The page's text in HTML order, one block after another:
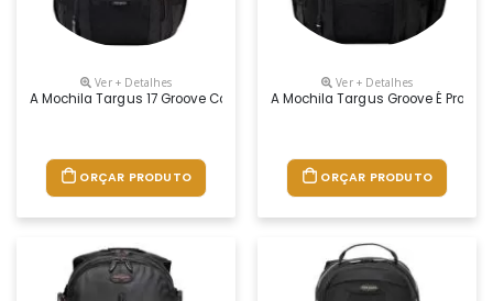
Ver + Detalhes
A Mochila Targus 17 Groove Contém Um Compartimento Acolchoado
ORÇAR PRODUTO
Ver + Detalhes
A Mochila Targus Groove É
ORÇAR PRODUTO